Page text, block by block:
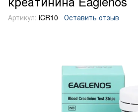
Артикул: iCR10 Оставить отзыв